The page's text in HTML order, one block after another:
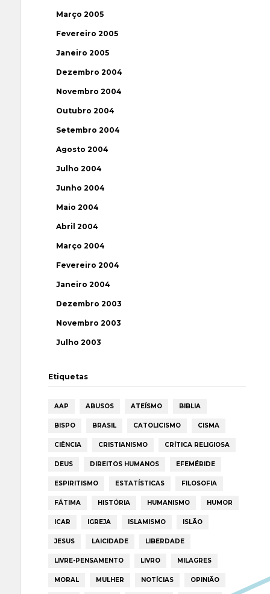
Março 2005
Fevereiro 2005
Janeiro 2005
Dezembro 2004
Novembro 2004
Outubro 2004
Setembro 2004
Agosto 2004
Julho 2004
Junho 2004
Maio 2004
Abril 2004
Março 2004
Fevereiro 2004
Janeiro 2004
Dezembro 2003
Novembro 2003
Julho 2003
Etiquetas
AAP ABUSOS ATEÍSMO BIBLIA
BISPO BRASIL CATOLICISMO CISMA
CIÊNCIA CRISTIANISMO CRÍTICA RELIGIOSA
DEUS DIREITOS HUMANOS EFEMÉRIDE
ESPIRITISMO ESTATÍSTICAS FILOSOFIA
FÁTIMA HISTÓRIA HUMANISMO HUMOR
ICAR IGREJA ISLAMISMO ISLÃO
JESUS LAICIDADE LIBERDADE
LIVRE-PENSAMENTO LIVRO MILAGRES
MORAL MULHER NOTÍCIAS OPINIÃO